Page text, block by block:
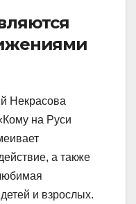
Некрасова
на Руси
а также
и взрослых.